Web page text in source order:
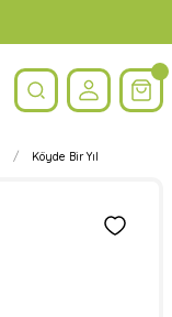
Köyde Bir Yıl